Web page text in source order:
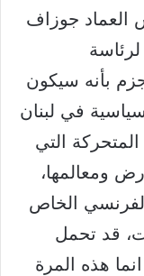
العماد جوزاف
بأنه سيكون
في لبنان
المتحركة التي
ومعالمها،
الفرنسي الخاص
قد تحمل
هذه المرة